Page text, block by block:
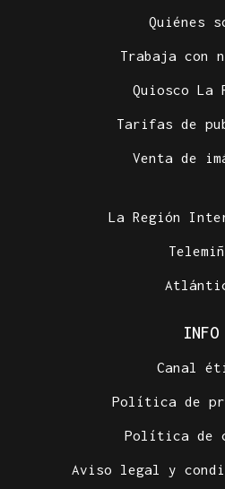
Quiénes
Trabaja con
Quiosco La
Tarifas de
Venta de
La Región
INFO
Canal
Política de
Política de
Aviso legal y